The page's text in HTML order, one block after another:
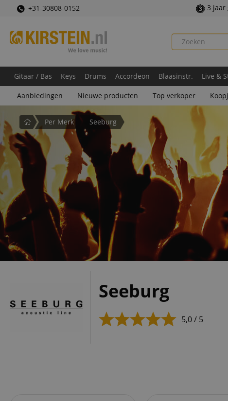
+31-30808-0152 3 jaar
Gitaar / Bas Keys Drums Accordeon Blaasinstr. Live &
Aanbiedingen Nieuwe producten Top verkoper
Startpagina
Per Merk Seeburg
Seeburg
5,0 / 5